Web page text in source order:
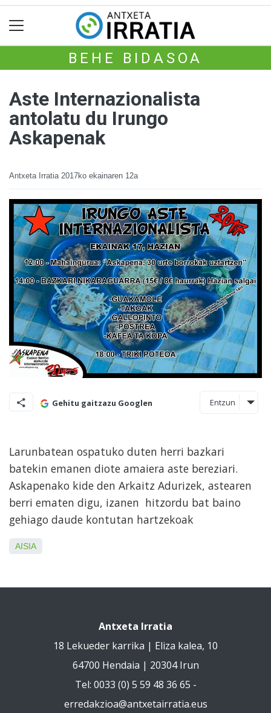
BEHE BIDASOA
Aste Internazionalista
antolatu du Irungo
Askapenak
Antxeta Irratia 2017ko ekainaren 12a
Gehitu gaitzazu Googlen Entzun
Larunbatean ospatuko duten herri bazkari
batekin emanen diote amaiera aste bereziari.
Askapenako kide den Arkaitz Adurizek, astearen
berri ematen digu, izanen hitzordu bat baino
gehiago daude kontutan hartzekoak
AISIA
Antxeta Irratia
18 Lekueder karrika | Eliza kalea, 10
64700 Hendaia | 20304 Irun
Tel: 0033 (0) 5 59 48 36 65 -
erredakzioa@antxetairratia.eus